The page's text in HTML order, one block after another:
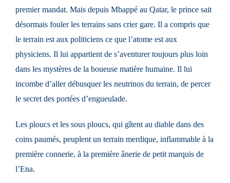
premier mandat. Mais depuis Mbappé au Qatar, le prince sait
désormais fouler les terrains sans crier gare. Il a compris que
le terrain est aux politiciens ce que l’atome est aux
physiciens. Il lui appartient de s’aventurer toujours plus loin
dans les mystères de la boueuse matière humaine. Il lui
incombe d’aller débusquer les neutrinos du terrain, de percer
le secret des portées d’engueulade.
Les ploucs et les sous ploucs, qui gîtent au diable dans des
coins paumés, peuplent un terrain merdique, inflammable à la
première connerie, à la première ânerie de petit marquis de
l’Ena.